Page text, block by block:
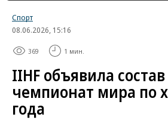
Спорт
08.06.2026, 15:16
369 1 мин.
IIHF объявила
чемпионат мира по
года